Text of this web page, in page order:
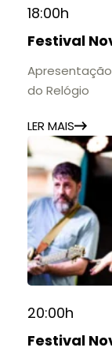
18:00h
Festival
do Relógio
LER MAIS
20:00h
Festival